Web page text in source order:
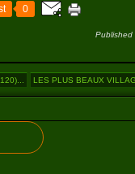
0
Published
LES PLUS BEAUX